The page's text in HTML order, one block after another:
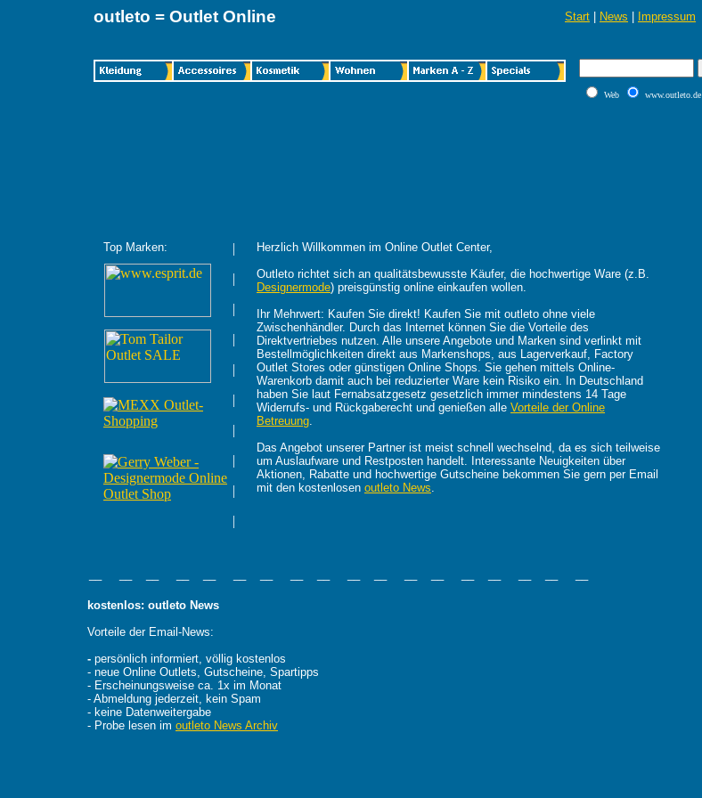
outleto = Outlet Online Start News Impressum
Web www.outleto.de
Top Marken:
|
|
|
|
|
|
|
|
|
|
Herzlich Willkommen im Online Outlet Center,
Outleto richtet sich an qualitätsbewusste Käufer, die hochwertige Ware (z.B.
Designermode) preisgünstig online einkaufen wollen.
Ihr Mehrwert: Kaufen Sie direkt! Kaufen Sie mit outleto ohne viele
Zwischenhändler. Durch das Internet können Sie die Vorteile des
Direktvertriebes nutzen. Alle unsere Angebote und Marken sind verlinkt mit
Bestellmöglichkeiten direkt aus Markenshops, aus Lagerverkauf, Factory
Outlet Stores oder günstigen Online Shops. Sie gehen mittels Online-
Warenkorb damit auch bei reduzierter Ware kein Risiko ein. In Deutschland
haben Sie laut Fernabsatzgesetz gesetzlich immer mindestens 14 Tage
Widerrufs- und Rückgaberecht und genießen alle Vorteile der Online
Betreuung.
Das Angebot unserer Partner ist meist schnell wechselnd, da es sich teilweise
um Auslaufware und Restposten handelt. Interessante Neuigkeiten über
Aktionen, Rabatte und hochwertige Gutscheine bekommen Sie gern per Email
mit den kostenlosen outleto News.
kostenlos: outleto News
Vorteile der Email-News:
- persönlich informiert, völlig kostenlos
- neue Online Outlets, Gutscheine, Spartipps
- Erscheinungsweise ca. 1x im Monat
- Abmeldung jederzeit, kein Spam
- keine Datenweitergabe
- Probe lesen im outleto News Archiv